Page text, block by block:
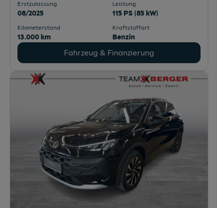
Erstzulassung
08/2025
Leistung
115 PS (85 kW)
Kilometerstand
13.000 km
Kraftstoffart
Benzin
Fahrzeug & Finanzierung